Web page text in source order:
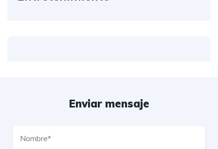
Enviar mensaje